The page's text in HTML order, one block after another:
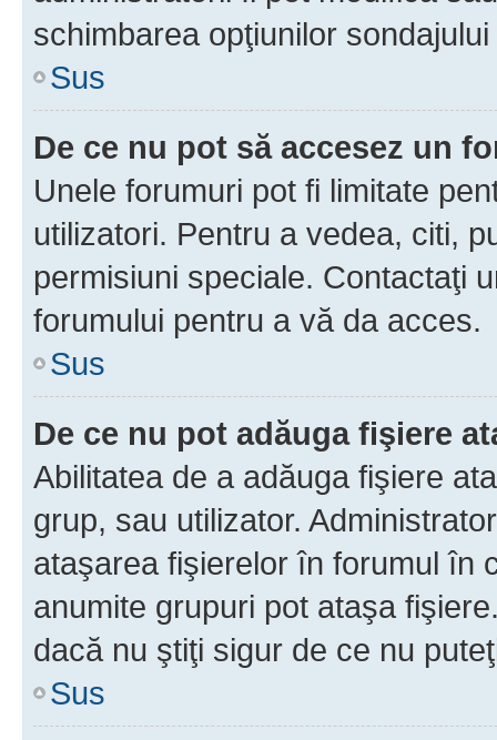
schimbarea opţiunilor
Sus
De ce nu pot să accesez un
Unele forumuri pot fi limitate
utilizatori. Pentru a vedea, citi,
permisiuni speciale. Contactaţi
forumului pentru a vă da acces.
Sus
De ce nu pot adăuga fişiere
Abilitatea de a adăuga fişiere
grup, sau utilizator.
ataşarea fişierelor în forumul în
anumite grupuri pot ataşa
dacă nu ştiţi sigur de ce nu
Sus